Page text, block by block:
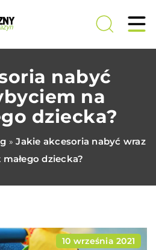
nabyć
na
dziecka?
»Jakie akcesoria nabyć wraz
dziecka?
10 września 2021